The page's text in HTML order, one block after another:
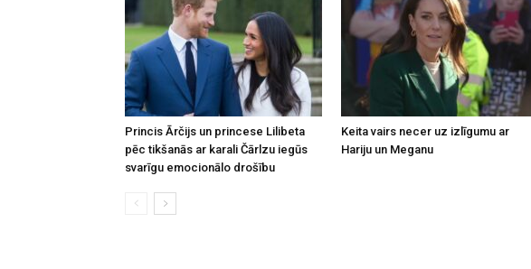
Princis Ārčijs un princese Lilibeta
pēc tikšanās ar karali Čārlzu iegūs
svarīgu emocionālo drošību
Keita vairs necer uz izlīgumu ar
Hariju un Meganu